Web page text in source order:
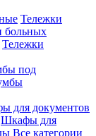
Тележки
больных
Тележки
под
для документов
Шкафы для
Все категории